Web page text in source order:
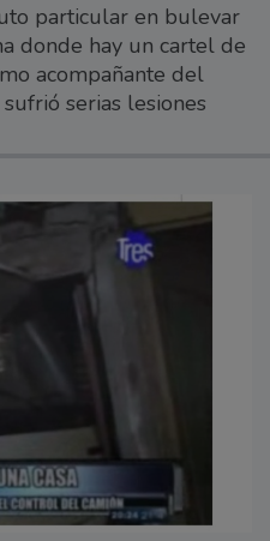
particular en bulevar
donde hay un cartel de
acompañante del
serias lesiones